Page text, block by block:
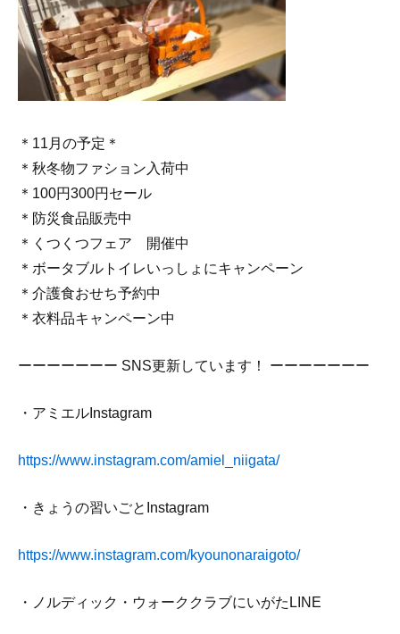
＊11月の予定⁡＊⁡⁡
＊秋冬物ファション入荷中⁡
＊100円300円セール⁡
＊防災食品販売中⁡
＊くつくつフェア 開催中⁡
＊ボータブルトイレいっしょにキャンペーン⁡
＊介護食おせち予約中⁡
＊衣料品キャンペーン中⁡
ーーーーーーー SNS更新しています！ ーーーーーーー
・アミエルInstagram
https://www.instagram.com/amiel_niigata/
・きょうの習いごとInstagram
https://www.instagram.com/kyounonaraigoto/
・ノルディック・ウォーククラブにいがたLINE